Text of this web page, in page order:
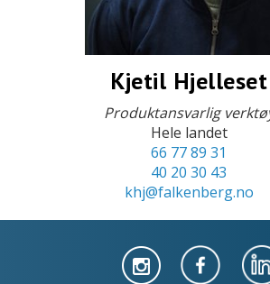
Kjetil Hjelleset
Produktansvarlig
Hele landet
66 77 89 31
40 20 30 43
khj@falkenberg.no